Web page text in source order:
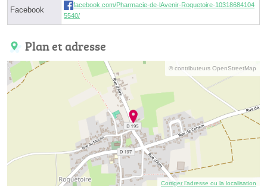
Facebook
facebook.com/Pharmacie-de-lAvenir-Roquetoire-10318684104
5540/
Plan et adresse
© contributeurs OpenStreetMap
Corriger l’adresse ou la localisation